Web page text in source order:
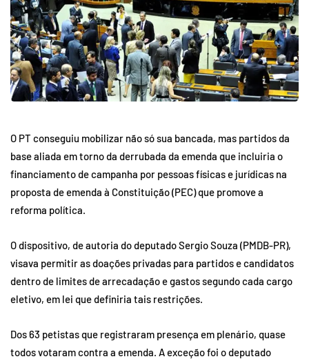
O PT conseguiu mobilizar não só sua bancada, mas partidos da
base aliada em torno da derrubada da emenda que incluiria o
financiamento de campanha por pessoas físicas e jurídicas na
proposta de emenda à Constituição (PEC) que promove a
reforma política.
O dispositivo, de autoria do deputado Sergio Souza (PMDB-PR),
visava permitir as doações privadas para partidos e candidatos
dentro de limites de arrecadação e gastos segundo cada cargo
eletivo, em lei que definiria tais restrições.
Dos 63 petistas que registraram presença em plenário, quase
todos votaram contra a emenda. A exceção foi o deputado